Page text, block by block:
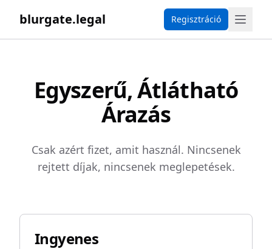
blurgate.legal Regisztráció
Egyszerű, Átlátható
Árazás
Csak azért fizet, amit használ. Nincsenek
rejtett díjak, nincsenek meglepetések.
Ingyenes